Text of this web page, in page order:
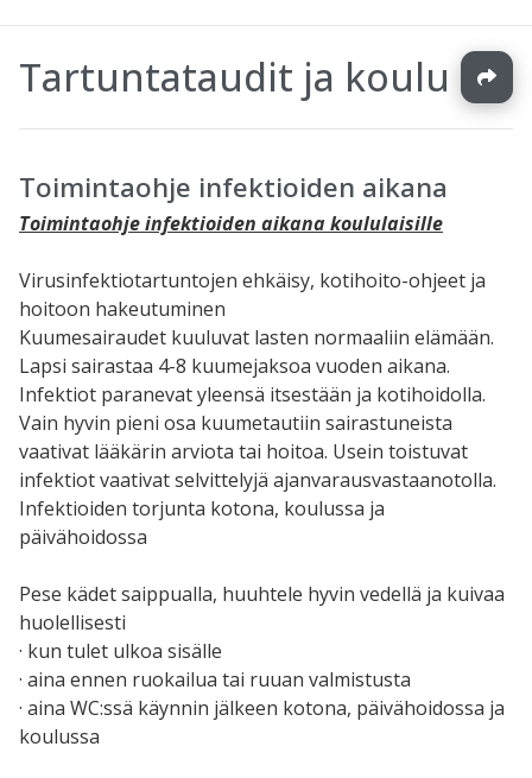
Tartuntataudit ja koulu
Toimintaohje infektioiden aikana
Toimintaohje infektioiden aikana koululaisille
Virusinfektiotartuntojen ehkäisy, kotihoito-ohjeet ja
hoitoon hakeutuminen
Kuumesairaudet kuuluvat lasten normaaliin elämään.
Lapsi sairastaa 4-8 kuumejaksoa vuoden aikana.
Infektiot paranevat yleensä itsestään ja kotihoidolla.
Vain hyvin pieni osa kuumetautiin sairastuneista
vaativat lääkärin arviota tai hoitoa. Usein toistuvat
infektiot vaativat selvittelyjä ajanvarausvastaanotolla.
Infektioiden torjunta kotona, koulussa ja
päivähoidossa
Pese kädet saippualla, huuhtele hyvin vedellä ja kuivaa
huolellisesti
· kun tulet ulkoa sisälle
· aina ennen ruokailua tai ruuan valmistusta
· aina WC:ssä käynnin jälkeen kotona, päivähoidossa ja
koulussa